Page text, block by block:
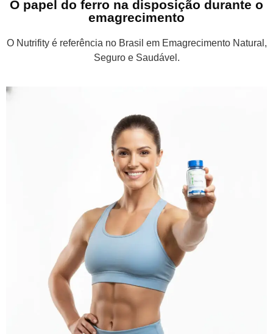
O papel do ferro na disposição durante o
emagrecimento
O Nutrifity é referência no Brasil em Emagrecimento Natural,
Seguro e Saudável.